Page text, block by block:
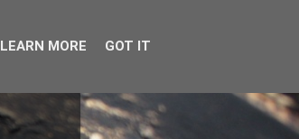
LEARN MORE GOT IT